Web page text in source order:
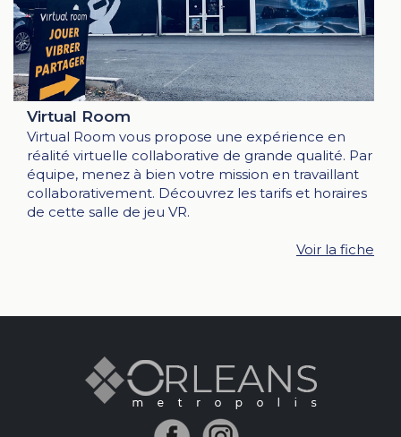
Virtual Room
Virtual Room vous propose une expérience en
réalité virtuelle collaborative de grande qualité. Par
équipe, menez à bien votre mission en travaillant
collaborativement. Découvrez les tarifs et horaires
de cette salle de jeu VR.
Voir la fiche